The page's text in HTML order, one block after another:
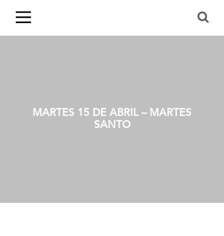
MARTES 15 DE ABRIL – MARTES
SANTO